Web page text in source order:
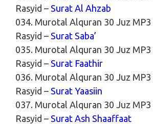
Rasyid – Surat Al Ahzab
034. Murotal Alquran 30 Juz MP3
Rasyid – Surat Saba’
035. Murotal Alquran 30 Juz MP3
Rasyid – Surat Faathir
036. Murotal Alquran 30 Juz MP3
Rasyid – Surat Yaasiin
037. Murotal Alquran 30 Juz MP3
Rasyid – Surat Ash Shaaffaat